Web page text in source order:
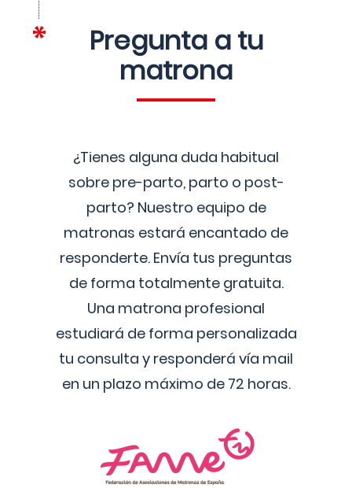
Pregunta a tu
matrona
¿Tienes alguna duda habitual
sobre pre-parto, parto o post-
parto? Nuestro equipo de
matronas estará encantado de
responderte. Envía tus preguntas
de forma totalmente gratuita.
Una matrona profesional
estudiará de forma personalizada
tu consulta y responderá vía mail
en un plazo máximo de 72 horas.